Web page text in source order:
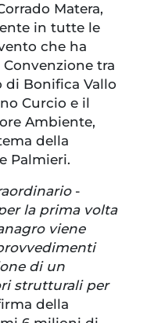
Matera,
in tutte le
che ha
tra
di Bonifica Vallo
Curcio e il
Ambiente,
della
Palmieri.
-
la prima volta
viene
di un
strutturali per
della